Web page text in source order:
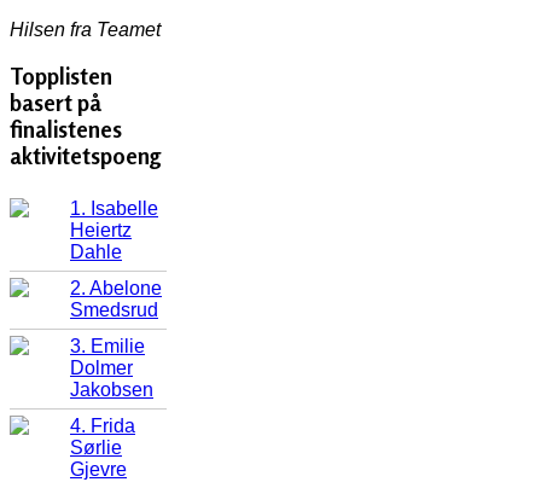
Hilsen fra Teamet
Topplisten
basert på
finalistenes
aktivitetspoeng
1. Isabelle
Heiertz
Dahle
2. Abelone
Smedsrud
3. Emilie
Dolmer
Jakobsen
4. Frida
Sørlie
Gjevre